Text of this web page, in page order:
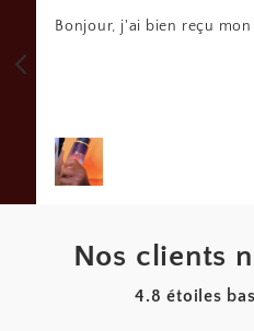
Nos clients
4.8 étoiles
Bonjour, j'ai bien reçu